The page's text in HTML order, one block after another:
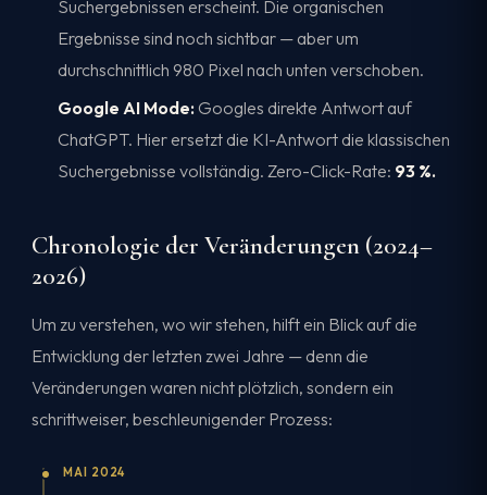
Suchergebnissen erscheint. Die organischen
Ergebnisse sind noch sichtbar — aber um
durchschnittlich 980 Pixel nach unten verschoben.
Google AI Mode:Googles direkte Antwort auf
ChatGPT. Hier ersetzt die KI-Antwort die klassischen
Suchergebnisse vollständig. Zero-Click-Rate: 93 %.
Chronologie der Veränderungen (2024–
2026)
Um zu verstehen, wo wir stehen, hilft ein Blick auf die
Entwicklung der letzten zwei Jahre — denn die
Veränderungen waren nicht plötzlich, sondern ein
schrittweiser, beschleunigender Prozess:
MAI 2024